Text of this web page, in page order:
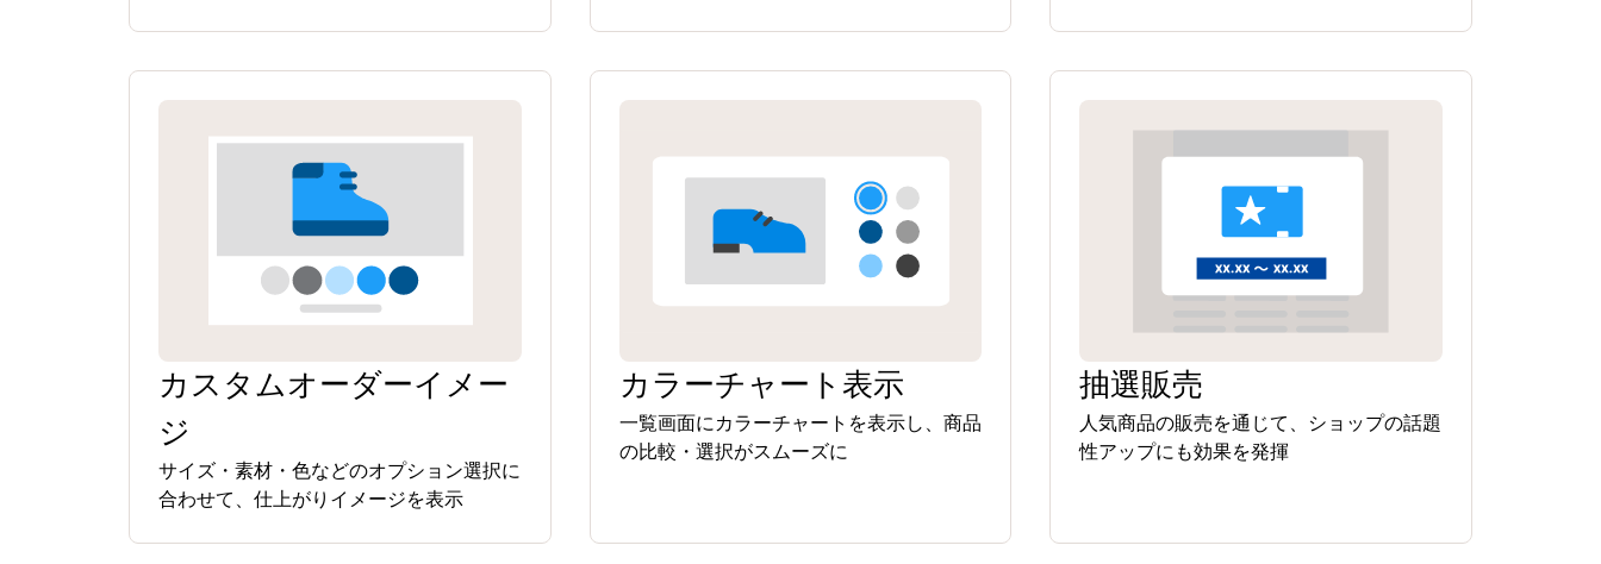
カスタムオーダーイメー
ジ
サイズ・素材・色などのオプション選択に
合わせて、仕上がりイメージを表示
カラーチャート表示
一覧画面にカラーチャートを表示し、商品
の比較・選択がスムーズに
抽選販売
人気商品の販売を通じて、ショップの話題
性アップにも効果を発揮